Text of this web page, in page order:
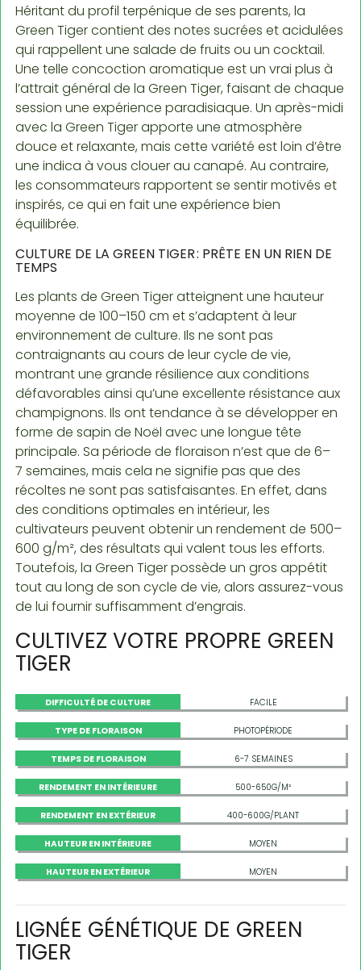
Héritant du profil terpénique de ses parents, la
Green Tiger contient des notes sucrées et acidulées
qui rappellent une salade de fruits ou un cocktail.
Une telle concoction aromatique est un vrai plus à
l’attrait général de la Green Tiger, faisant de chaque
session une expérience paradisiaque. Un après-midi
avec la Green Tiger apporte une atmosphère
douce et relaxante, mais cette variété est loin d’être
une indica à vous clouer au canapé. Au contraire,
les consommateurs rapportent se sentir motivés et
inspirés, ce qui en fait une expérience bien
équilibrée.
CULTURE DE LA GREEN TIGER : PRÊTE EN UN RIEN DE
TEMPS
Les plants de Green Tiger atteignent une hauteur
moyenne de 100–150 cm et s’adaptent à leur
environnement de culture. Ils ne sont pas
contraignants au cours de leur cycle de vie,
montrant une grande résilience aux conditions
défavorables ainsi qu’une excellente résistance aux
champignons. Ils ont tendance à se développer en
forme de sapin de Noël avec une longue tête
principale. Sa période de floraison n’est que de 6–
7 semaines, mais cela ne signifie pas que des
récoltes ne sont pas satisfaisantes. En effet, dans
des conditions optimales en intérieur, les
cultivateurs peuvent obtenir un rendement de 500–
600 g/m², des résultats qui valent tous les efforts.
Toutefois, la Green Tiger possède un gros appétit
tout au long de son cycle de vie, alors assurez-vous
de lui fournir suffisamment d’engrais.
CULTIVEZ VOTRE PROPRE GREEN
TIGER
DIFFICULTÉ DE CULTURE FACILE
TYPE DE FLORAISON PHOTOPÉRIODE
TEMPS DE FLORAISON 6-7 SEMAINES
RENDEMENT EN INTÉRIEURE 500-650G/M²
RENDEMENT EN EXTÉRIEUR 400-600G/PLANT
HAUTEUR EN INTÉRIEURE MOYEN
HAUTEUR EN EXTÉRIEUR MOYEN
LIGNÉE GÉNÉTIQUE DE GREEN
TIGER